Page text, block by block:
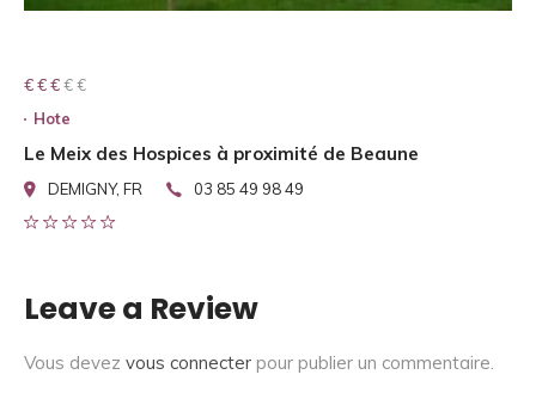
€ € € € €
€ € €
Hote
Le Meix des Hospices à proximité de Beaune
DEMIGNY, FR 03 85 49 98 49
Leave a Review
Vous devez vous connecter pour publier un commentaire.